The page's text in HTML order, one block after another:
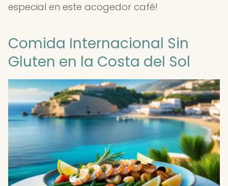
especial en este acogedor café!
Comida Internacional Sin
Gluten en la Costa del Sol